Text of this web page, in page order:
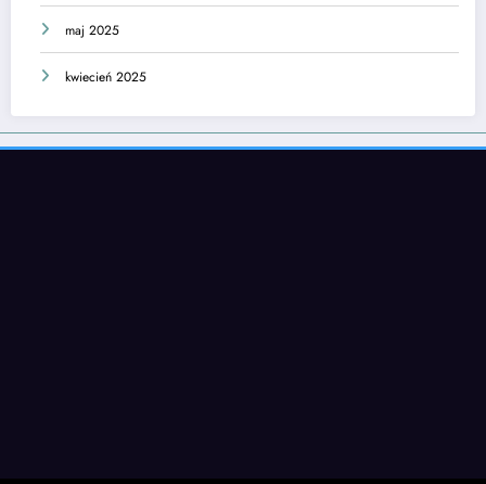
maj 2025
kwiecień 2025